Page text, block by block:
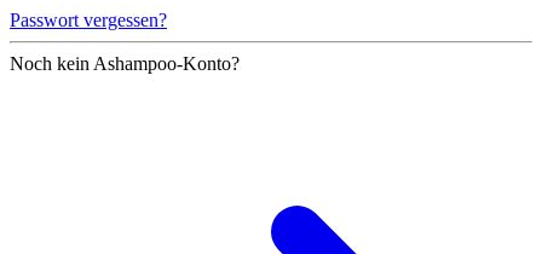
Passwort vergessen?
Noch kein Ashampoo-Konto?